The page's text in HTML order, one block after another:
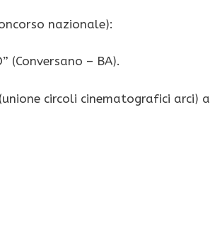
nazionale):
(Conversano – BA).
(unione circoli cinematografici arci) a